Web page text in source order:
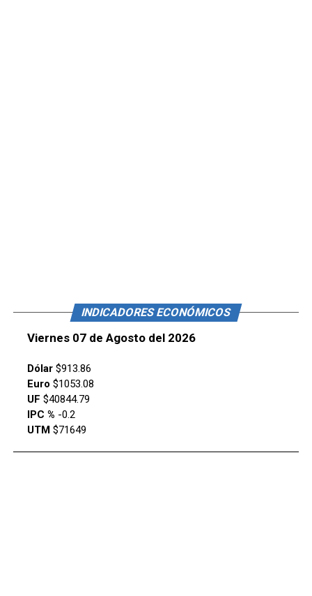
INDICADORES ECONÓMICOS
Viernes 07 de Agosto del 2026
Dólar$913.86
Euro $1053.08
UF $40844.79
IPC % -0.2
UTM$71649